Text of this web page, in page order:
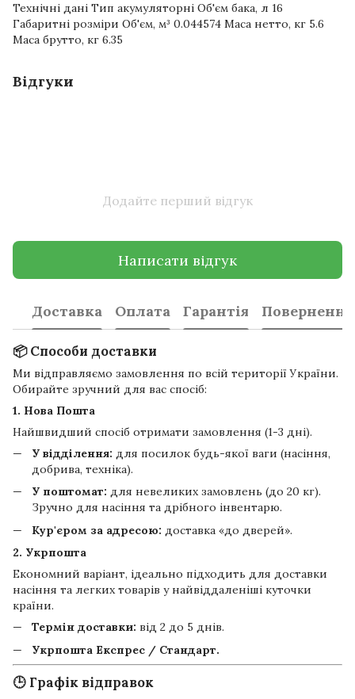
Технічні дані Тип акумуляторні Об'єм бака, л 16
Габаритні розміри Об'єм, м³ 0.044574 Маса нетто, кг 5.6
Маса брутто, кг 6.35
Відгуки
Додайте перший відгук
Написати відгук
Доставка Оплата Гарантія Повернення
📦 Способи доставки
Ми відправляємо замовлення по всій території України.
Обирайте зручний для вас спосіб:
1. Нова Пошта
Найшвидший спосіб отримати замовлення (1-3 дні).
У відділення: для посилок будь-якої ваги (насіння,
добрива, техніка).
У поштомат: для невеликих замовлень (до 20 кг).
Зручно для насіння та дрібного інвентарю.
Кур'єром за адресою: доставка «до дверей».
2. Укрпошта
Економний варіант, ідеально підходить для доставки
насіння та легких товарів у найвіддаленіші куточки
країни.
Термін доставки: від 2 до 5 днів.
Укрпошта Експрес / Стандарт.
🕒 Графік відправок